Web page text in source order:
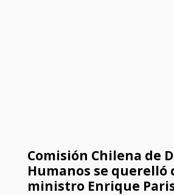
Comisión Chilena de
Humanos se querelló
ministro Enrique